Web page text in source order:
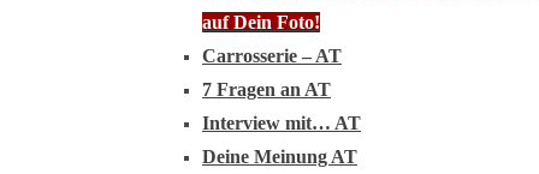
auf Dein Foto!
Carrosserie – AT
7 Fragen an AT
Interview mit… AT
Deine Meinung AT